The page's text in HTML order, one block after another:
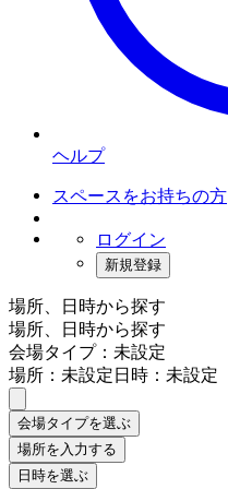
ヘルプ
スペースをお持ちの方
ログイン
新規登録
場所、日時から探す
場所、日時から探す
会場タイプ：未設定
場所：未設定日時：未設定
会場タイプを選ぶ
場所を入力する
日時を選ぶ